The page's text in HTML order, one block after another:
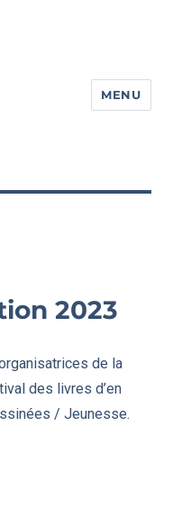
MENU
2023
de la
des livres d’en
/ Jeunesse.